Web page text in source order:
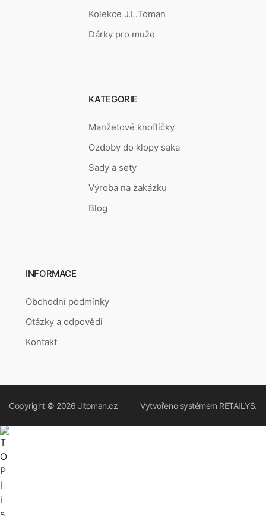
Kolekce J.L.Toman
Dárky pro muže
KATEGORIE
Manžetové knoflíčky
Ozdoby do klopy saka
Sady a sety
Výroba na zakázku
Blog
INFORMACE
Obchodní podmínky
Otázky a odpovědi
Kontakt
Copyright © 2026 Jltoman.cz Vytvořeno systémem RETAILYS.